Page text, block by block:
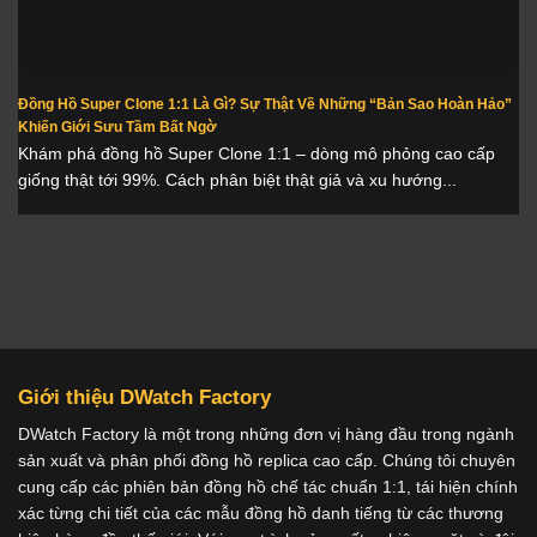
Đồng Hồ Super Clone 1:1 Là Gì? Sự Thật Về Những “Bản Sao Hoàn Hảo”
Khiến Giới Sưu Tầm Bất Ngờ
Khám phá đồng hồ Super Clone 1:1 – dòng mô phỏng cao cấp
giống thật tới 99%. Cách phân biệt thật giả và xu hướng...
Giới thiệu DWatch Factory
DWatch Factory là một trong những đơn vị hàng đầu trong ngành
sản xuất và phân phối đồng hồ replica cao cấp. Chúng tôi chuyên
cung cấp các phiên bản đồng hồ chế tác chuẩn 1:1, tái hiện chính
xác từng chi tiết của các mẫu đồng hồ danh tiếng từ các thương